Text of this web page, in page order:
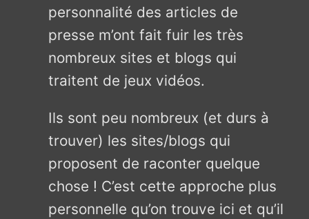
personnalité des articles de
presse m’ont fait fuir les très
nombreux sites et blogs qui
traitent de jeux vidéos.
Ils sont peu nombreux (et durs à
trouver) les sites/blogs qui
proposent de raconter quelque
chose ! C’est cette approche plus
personnelle qu’on trouve ici et qu’il